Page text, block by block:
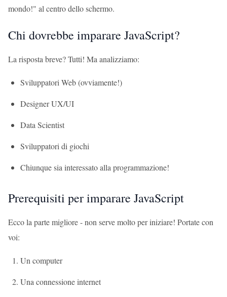
mondo!" al centro dello schermo.
Chi dovrebbe imparare JavaScript?
La risposta breve? Tutti! Ma analizziamo:
Sviluppatori Web (ovviamente!)
Designer UX/UI
Data Scientist
Sviluppatori di giochi
Chiunque sia interessato alla programmazione!
Prerequisiti per imparare JavaScript
Ecco la parte migliore - non serve molto per iniziare! Portate con
voi:
Un computer
Una connessione internet